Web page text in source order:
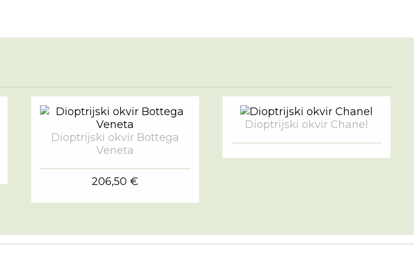
Dioptrijski okvir Bottega
Veneta
206,50 €
Dioptrijski okvir Chanel